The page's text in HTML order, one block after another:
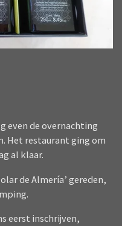
even de overnachting
Het restaurant ging om
al klaar.
de Almería’ gereden,
eerst inschrijven,